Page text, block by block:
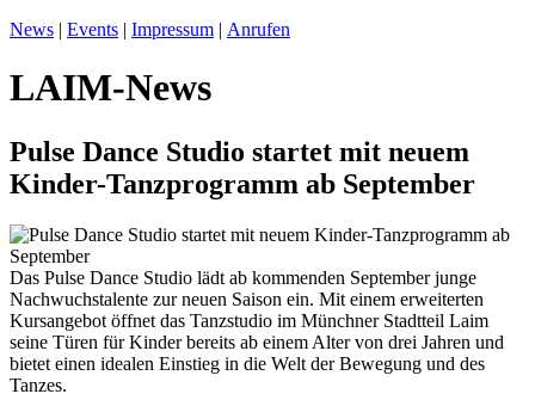
News | Events | Impressum | Anrufen
LAIM-News
Pulse Dance Studio startet mit neuem
Kinder-Tanzprogramm ab September
Das Pulse Dance Studio lädt ab kommenden September junge
Nachwuchstalente zur neuen Saison ein. Mit einem erweiterten
Kursangebot öffnet das Tanzstudio im Münchner Stadtteil Laim
seine Türen für Kinder bereits ab einem Alter von drei Jahren und
bietet einen idealen Einstieg in die Welt der Bewegung und des
Tanzes.